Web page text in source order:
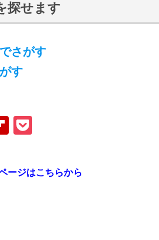
探せます
さがす
す
Flipboard
ージはこちらから